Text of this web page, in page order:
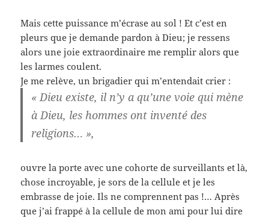
Mais cette puissance m’écrase au sol ! Et c’est en
pleurs que je demande pardon à Dieu; je ressens
alors une joie extraordinaire me remplir alors que
les larmes coulent.
Je me relève, un brigadier qui m’entendait crier :
« Dieu existe, il n’y a qu’une voie qui mène
à Dieu, les hommes ont inventé des
religions… »,
ouvre la porte avec une cohorte de surveillants et là,
chose incroyable, je sors de la cellule et je les
embrasse de joie. Ils ne comprennent pas !… Après
que j’ai frappé à la cellule de mon ami pour lui dire